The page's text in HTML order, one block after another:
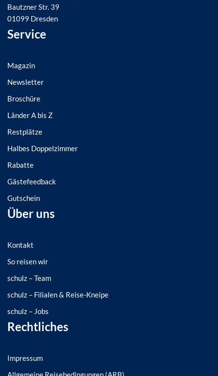
Bautzner Str. 39
01099 Dresden
Service
Magazin
Newsletter
Broschüre
Länder A bis Z
Restplätze
Halbes Doppelzimmer
Rabatte
Gästefeedback
Gutschein
Über uns
Kontakt
So reisen wir
schulz – Team
schulz – Filialen & Reise-Kneipe
schulz – Jobs
Rechtliches
Impressum